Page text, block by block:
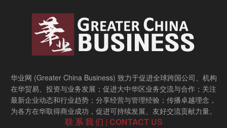
华业网 (Greater China Business) 致力于促进全球跨国公司、机构
在华贸易、投资与业务发展；促进大中华区业务交流与合作；关注
最新企业动态和行业趋势；分享经营与管理经验；传播卓越理念，
为各方在华取得商业成功，促进可持续发展、友好交流贡献力量。
联 系 我 们 | CONTACT US